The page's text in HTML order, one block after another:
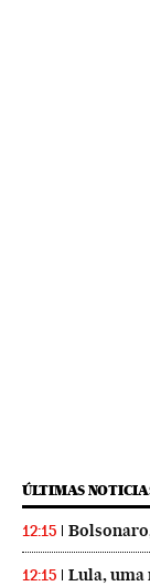
ÚLTIMAS
12:15
12:15 Lula, uma